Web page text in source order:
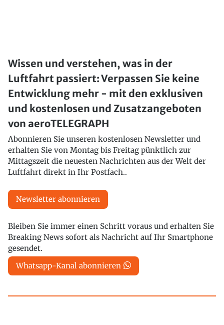
Wissen und verstehen, was in der
Luftfahrt passiert: Verpassen Sie keine
Entwicklung mehr - mit den exklusiven
und kostenlosen und Zusatzangeboten
von aeroTELEGRAPH
Abonnieren Sie unseren kostenlosen Newsletter und
erhalten Sie von Montag bis Freitag pünktlich zur
Mittagszeit die neuesten Nachrichten aus der Welt der
Luftfahrt direkt in Ihr Postfach..
Newsletter abonnieren
Bleiben Sie immer einen Schritt voraus und erhalten Sie
Breaking News sofort als Nachricht auf Ihr Smartphone
gesendet.
Whatsapp-Kanal abonnieren